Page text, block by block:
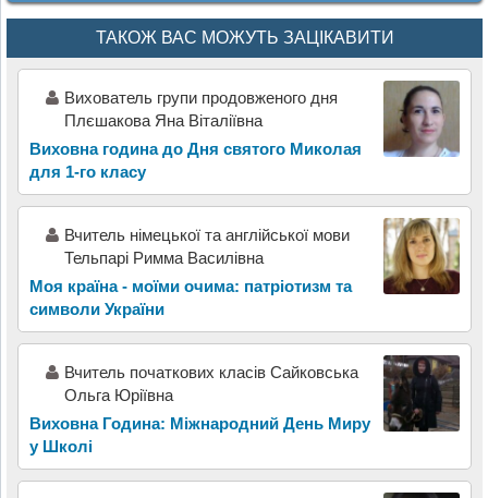
ТАКОЖ ВАС МОЖУТЬ ЗАЦІКАВИТИ
Вихователь групи продовженого дня
Плєшакова Яна Віталіївна
Виховна година до Дня святого Миколая
для 1-го класу
Вчитель німецької та англійської мови
Тельпарі Римма Василівна
Моя країна - моїми очима: патріотизм та
символи України
Вчитель початкових класів Сайковська
Ольга Юріївна
Виховна Година: Міжнародний День Миру
у Школі